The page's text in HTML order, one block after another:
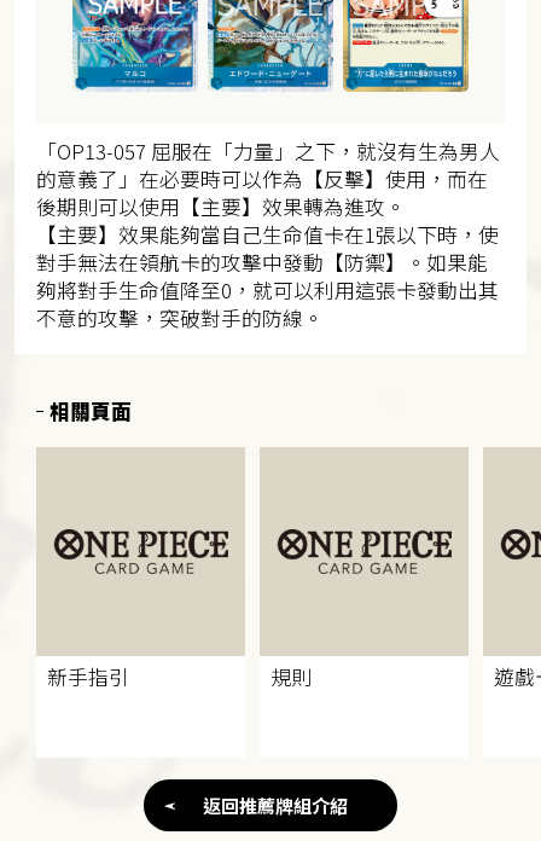
「OP13-057 屈服在「力量」之下，就沒有生為男人
的意義了」在必要時可以作為【反擊】使用，而在
後期則可以使用【主要】效果轉為進攻。
【主要】效果能夠當自己生命值卡在1張以下時，使
對手無法在領航卡的攻擊中發動【防禦】。如果能
夠將對手生命值降至0，就可以利用這張卡發動出其
不意的攻擊，突破對手的防線。
相關頁面
新手指引 規則 遊
返回推薦牌組介紹